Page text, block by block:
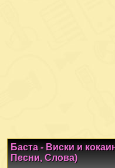
Баста - Виски и
Песни, Слова)